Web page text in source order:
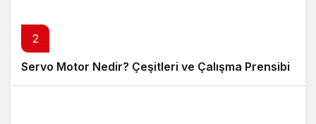
2
Servo Motor Nedir? Çeşitleri ve Çalışma Prensibi